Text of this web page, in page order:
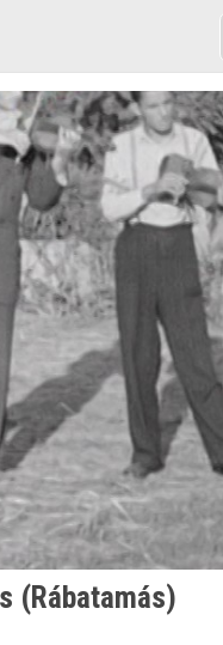
(Rábatamás)